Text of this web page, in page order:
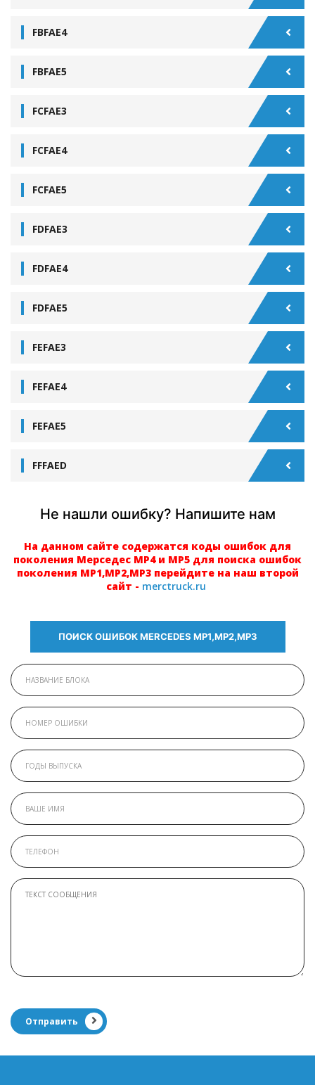
FBFAE4
FBFAE5
FCFAE3
FCFAE4
FCFAE5
FDFAE3
FDFAE4
FDFAE5
FEFAE3
FEFAE4
FEFAE5
FFFAED
Не нашли ошибку? Напишите нам
На данном сайте содержатся коды ошибок для
поколения Мерседес МР4 и МР5 для поиска ошибок
поколения МР1,МР2,МР3 перейдите на наш второй
сайт - merctruck.ru
ПОИСК ОШИБОК MERCEDES МР1,МР2,МР3
Отправить